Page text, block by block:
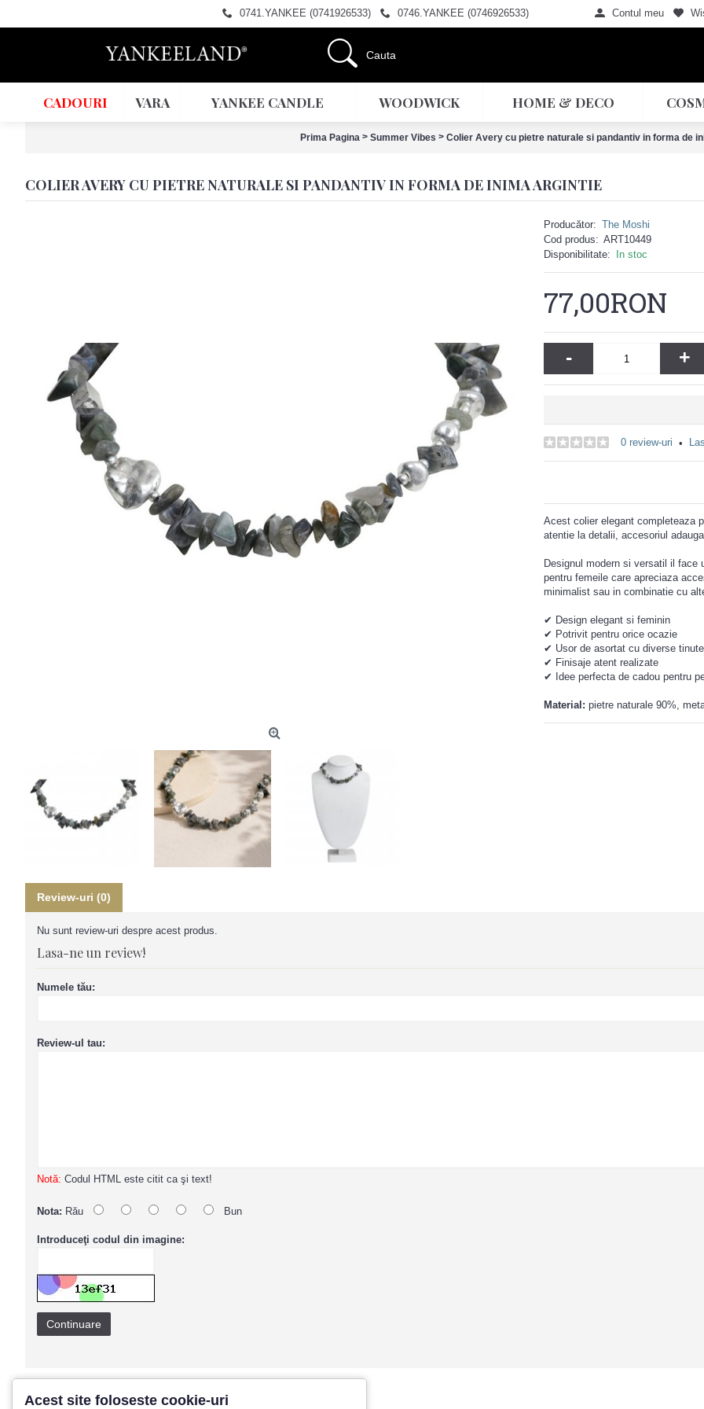
0741.YANKEE (0741926533) 0746.YANKEE (0746926533) Contul meu
CADOURI VARA YANKEE CANDLE WOODWICK HOME & DECO
Prima Pagina > Summer Vibes > Colier Avery cu pietre naturale si pandantiv in forma de
COLIER AVERY CU PIETRE NATURALE SI PANDANTIV IN FORMA DE INIMA ARGINTIE
Producător: The Moshi
Cod produs: ART10449
Disponibilitate:
In stoc
77,00RON
- +
0 review-uri •
Acest colier elegant completeaza
atentie la detalii, accesoriul
Designul modern si versatil il face
pentru femeile care apreciaza
minimalist sau in combinatie cu
✔ Design elegant si feminin
✔ Potrivit pentru orice ocazie
✔ Usor de asortat cu diverse tinute
✔ Finisaje atent realizate
✔ Idee perfecta de cadou pentru
Material: pietre naturale 90%,
Review-uri (0)
Nu sunt review-uri despre acest produs.
Lasa-ne un review!
Numele tău:
Review-ul tau:
Notă: Codul HTML este citit ca şi text!
Nota: Rău Bun
Introduceţi codul din imagine:
Continuare
Acest site foloseste cookie-uri